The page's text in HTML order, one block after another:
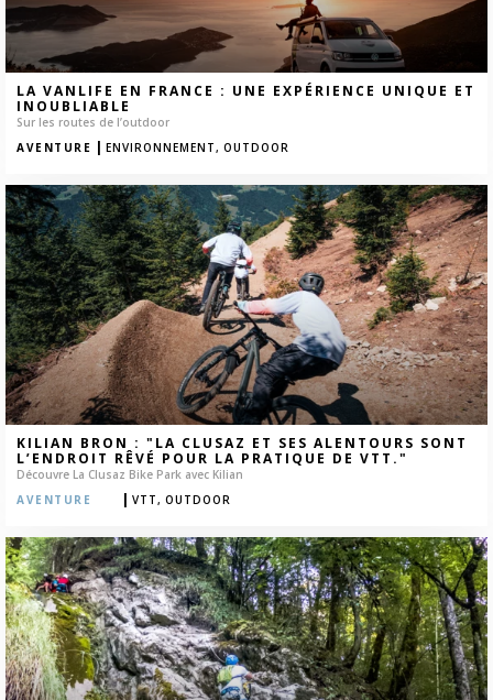
LA VANLIFE EN FRANCE : UNE EXPÉRIENCE UNIQUE ET
INOUBLIABLE
Sur les routes de l’outdoor
AVENTURE | ENVIRONNEMENT, OUTDOOR
KILIAN BRON : "LA CLUSAZ ET SES ALENTOURS SONT
L’ENDROIT RÊVÉ POUR LA PRATIQUE DE VTT."
Découvre La Clusaz Bike Park avec Kilian
AVENTURE
| VTT, OUTDOOR